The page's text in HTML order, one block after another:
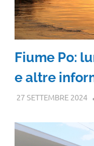
Fiume Po:
e altre
27 SETTEMBRE 2024